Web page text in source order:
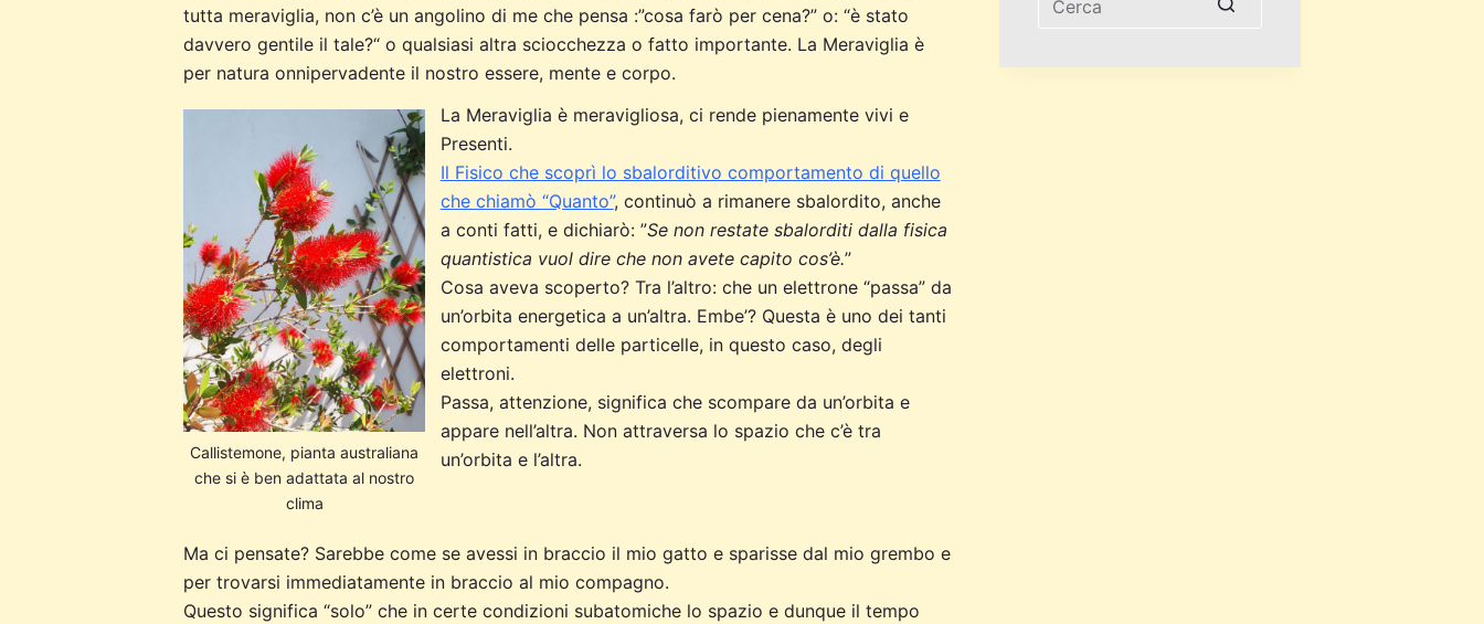
tutta meraviglia, non c’è un angolino di me che pensa :”cosa farò per cena?” o: “è stato
davvero gentile il tale?“ o qualsiasi altra sciocchezza o fatto importante. La Meraviglia è
per natura onnipervadente il nostro essere, mente e corpo.
Callistemone, pianta australiana
che si è ben adattata al nostro
clima
La Meraviglia è meravigliosa, ci rende pienamente vivi e
Presenti.
Il Fisico che scoprì lo sbalorditivo comportamento di quello
che chiamò “Quanto”, continuò a rimanere sbalordito, anche
a conti fatti, e dichiarò: ”Se non restate sbalorditi dalla fisica
quantistica vuol dire che non avete capito cos’è.”
Cosa aveva scoperto? Tra l’altro: che un elettrone “passa” da
un’orbita energetica a un’altra. Embe’? Questa è uno dei tanti
comportamenti delle particelle, in questo caso, degli
elettroni.
Passa, attenzione, significa che scompare da un’orbita e
appare nell’altra. Non attraversa lo spazio che c’è tra
un’orbita e l’altra.
Ma ci pensate? Sarebbe come se avessi in braccio il mio gatto e sparisse dal mio grembo e
per trovarsi immediatamente in braccio al mio compagno.
Questo significa “solo” che in certe condizioni subatomiche lo spazio e dunque il tempo
risultato